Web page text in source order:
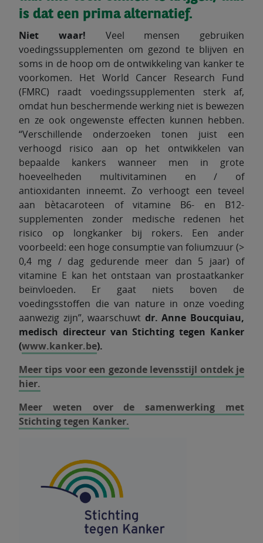
is dat een prima alternatief.
Niet waar! Veel mensen gebruiken
voedingssupplementen om gezond te blijven en
soms in de hoop om de ontwikkeling van kanker te
voorkomen. Het World Cancer Research Fund
(FMRC) raadt voedingssupplementen sterk af,
omdat hun beschermende werking niet is bewezen
en ze ook ongewenste effecten kunnen hebben.
“Verschillende onderzoeken tonen juist een
verhoogd risico aan op het ontwikkelen van
bepaalde kankers wanneer men in grote
hoeveelheden multivitaminen en / of
antioxidanten inneemt. Zo verhoogt een teveel
aan bètacaroteen of vitamine B6- en B12-
supplementen zonder medische redenen het
risico op longkanker bij rokers. Een ander
voorbeeld: een hoge consumptie van foliumzuur (>
0,4 mg / dag gedurende meer dan 5 jaar) of
vitamine E kan het ontstaan van prostaatkanker
beïnvloeden. Er gaat niets boven de
voedingsstoffen die van nature in onze voeding
aanwezig zijn”, waarschuwt dr. Anne Boucquiau,
medisch directeur van Stichting tegen Kanker
(www.kanker.be).
Meer tips voor een gezonde levensstijl ontdek je
hier.
Meer weten over de samenwerking met
Stichting tegen Kanker.